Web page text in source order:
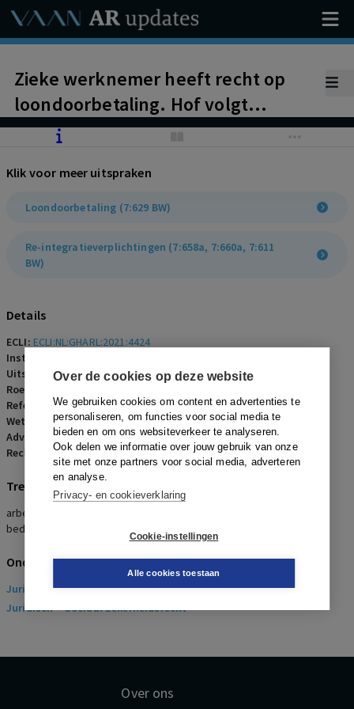
Over de cookies op deze website
We gebruiken cookies om content en advertenties te
personaliseren, om functies voor social media te
bieden en om ons websiteverkeer te analyseren.
Ook delen we informatie over jouw gebruik van onze
site met onze partners voor social media, adverteren
en analyse.
Privacy- en cookieverklaring
Cookie-instellingen
Alle cookies toestaan
Zieke werknemer heeft recht op
loondoorbetaling. Hof volgt
deskundigenoordeel UWV – en niet
bedrijfsarts – onder meer omdat de
verzekeringsarts werknemer
van de bedrijfsarts beperkt is
consult.
Klik voor meer uitspraken
Loondoorbetaling (7:629 BW)
Re-integratieverplichtingen (7:658a, 7:660a, 7:611
BW)
Details
ECLI: ECLI:NL:GHARL:2021:4424
Instantie:
Uitspraakdatum:4 mei 2021
Roepnaam:
Referentienummer:AR-2021-0560
Wetsartikelen:7:629 BW
Advocaten:S.M.T.B. Huuskes en A.T. Chinnoe
Rechters:J.H. Kuiper, M.E.L. Fikkers en M. Willemse
Trefwoorden
arbeidsongeschiktheid, loondoorbetaling, deskundigenoordeel,
bedrijfsarts, passende arbeid
Onderwerpen
Juridisch> Arbeidsrecht
Juridisch> Sociaal Zekerheidsrecht
Over ons